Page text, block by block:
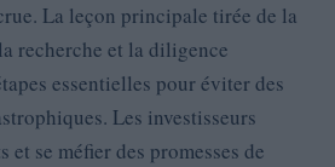
La leçon principale tirée de la
recherche et la diligence
essentielles pour éviter des
Les investisseurs
se méfier des promesses de